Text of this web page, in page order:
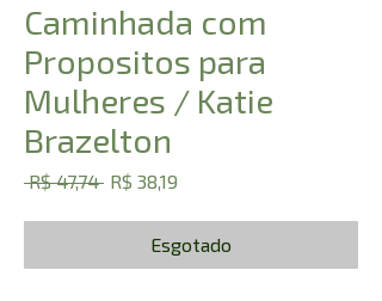
Caminhada com
Propositos para
Mulheres / Katie
Brazelton
R$ 47,74 Preço
R$ 38,19
Esgotado